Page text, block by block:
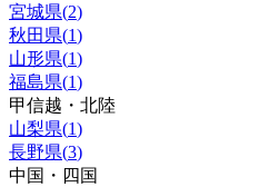
宮城県(2)
秋田県(1)
山形県(1)
福島県(1)
甲信越・北陸
山梨県(1)
長野県(3)
中国・四国